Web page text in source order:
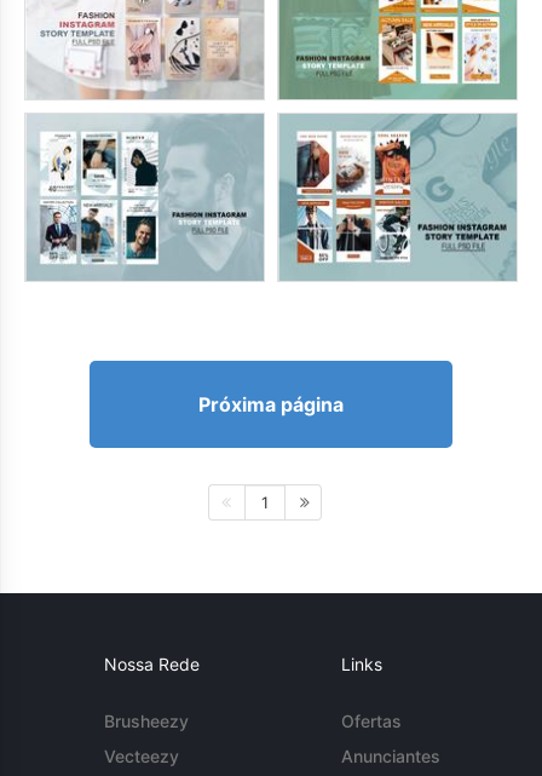
Próxima página
1
Nossa Rede
Brusheezy
Vecteezy
Links
Ofertas
Anunciantes